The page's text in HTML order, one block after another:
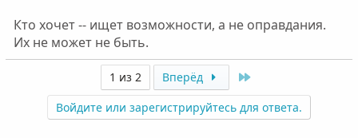
Кто хочет -- ищет возможности, а не оправдания.
Их не может не быть.
1 из 2 Вперёд
Войдите или зарегистрируйтесь для ответа.